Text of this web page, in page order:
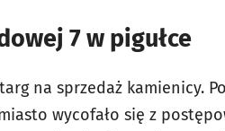
7 w pigułce
na sprzedaż kamienicy.
wycofało się z